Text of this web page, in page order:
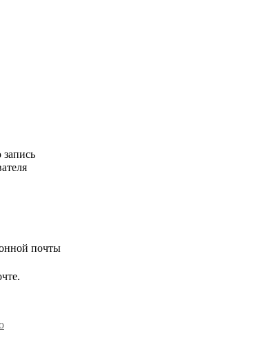
почты